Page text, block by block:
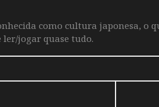
como cultura japonesa,
ler/jogar quase tudo.